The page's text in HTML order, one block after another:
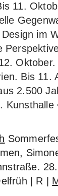
11.
im
Oktober.
Bis 11.
2.500
Kunsthalle
| R |